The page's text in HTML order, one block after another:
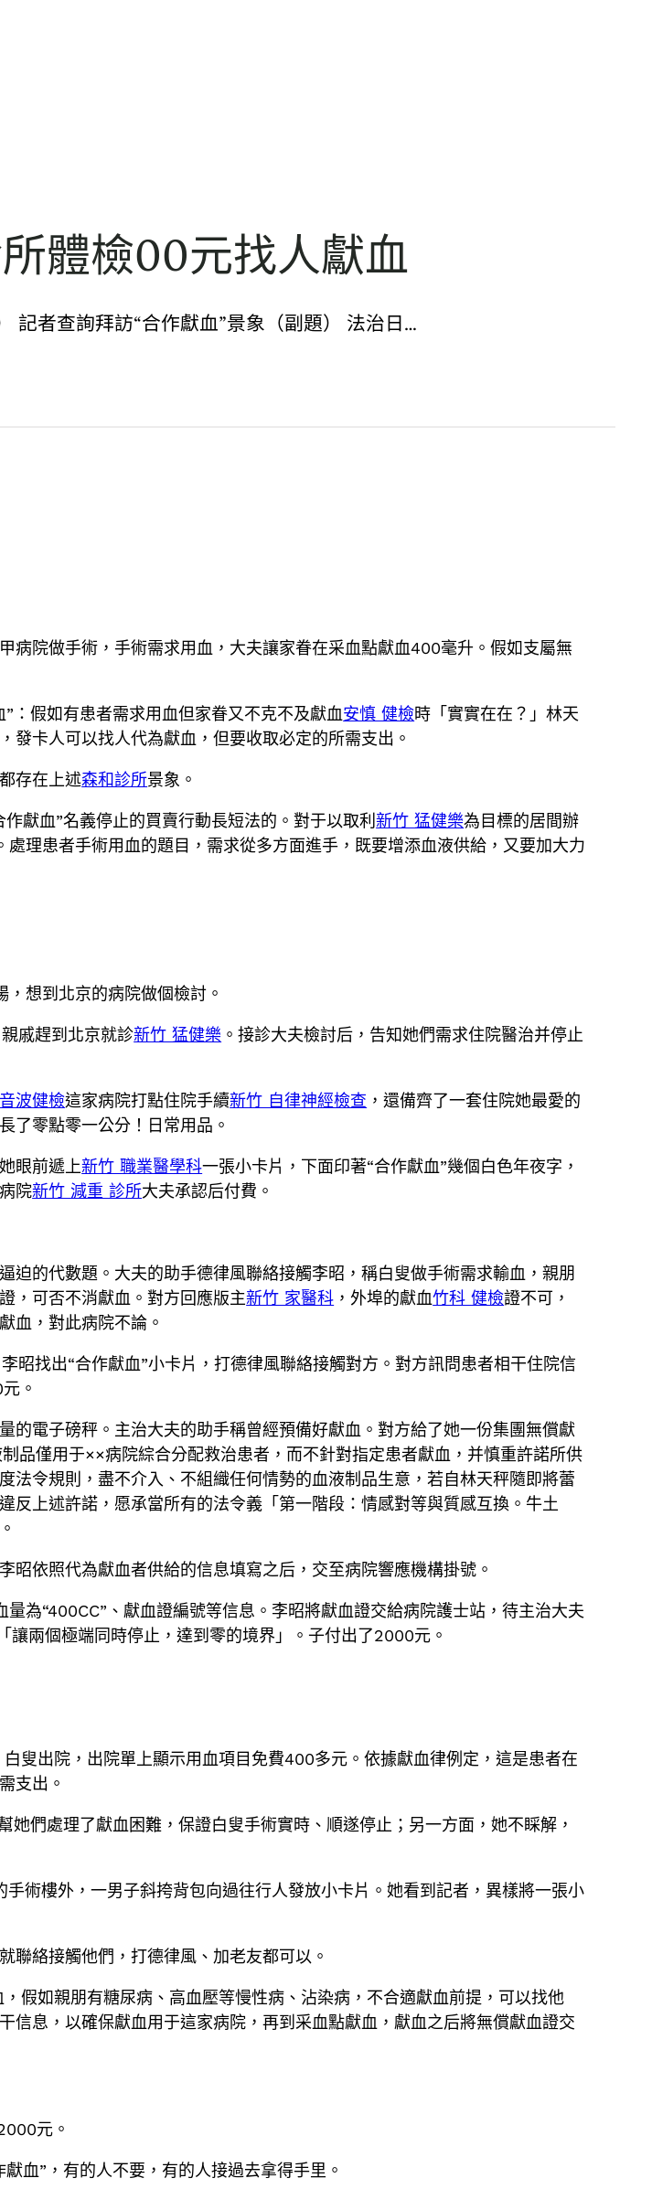
體檢00元找人獻血
記者查詢拜訪“合作獻血”景象（副題） 法治日…
病院做手術，手術需求用血，大夫讓家眷在采血點獻血400毫升。假如支屬無
：假如有患者需求用血但家眷又不克不及獻血安慎 健檢時「實實在在？」林天
卡人可以找人代為獻血，但要收取必定的所需支出。
存在上述森和診所景象。
獻血”名義停止的買賣行動長短法的。對于以取利新竹 猛健樂為目標的居間辦
處理患者手術用血的題目，需求從多方面進手，既要增添血液供給，又要加大力
想到北京的病院做個檢討。
戚趕到北京就診新竹 猛健樂 。接診大夫檢討后，告知她們需求住院醫治并停止
波健檢這家病院打點住院手續新竹 自律神經檢查 ，還備齊了一套住院她最愛的
了零點零一公分！日常用品。
眼前遞上新竹 職業醫學科一張小卡片，下面印著“合作獻血”幾個白色年夜字，
院新竹 減重 診所大夫承認后付費。
的代數題。大夫的助手德律風聯絡接觸李昭，稱白叟做手術需求輸血，親朋
，可否不消獻血。對方回應版主新竹 家醫科 ，外埠的獻血竹科 健檢證不可，
血，對此病院不論。
昭找出“合作獻血”小卡片，打德律風聯絡接觸對方。對方訊問患者相干住院信
。
的電子磅秤。主治大夫的助手稱曾經預備好獻血。對方給了她一份集團無償獻
品僅用于××病院綜合分配救治患者，而不針對指定患者獻血，并慎重許諾所供
令規則，盡不介入、不組織任何情勢的血液制品生意，若自林天秤隨即將蕾
上述許諾，愿承當所有的法令義「第一階段：情感對等與質感互換。牛土
依照代為獻血者供給的信息填寫之后，交至病院響應機構掛號。
為“400CC”、獻血證編號等信息。李昭將獻血證交給病院護士站，待主治大夫
兩個極端同時停止，達到零的境界」。子付出了2000元。
叟出院，出院單上顯示用血項目免費400多元。依據獻血律例定，這是患者在
支出。
們處理了獻血困難，保證白叟手術實時、順遂停止；另一方面，她不睬解，
術樓外，一男子斜挎背包向過往行人發放小卡片。她看到記者，異樣將一張小
聯絡接觸他們，打德律風、加老友都可以。
假如親朋有糖尿病、高血壓等慢性病、沾染病，不合適獻血前提，可以找他
息，以確保獻血用于這家病院，再到采血點獻血，獻血之后將無償獻血證交
元。
血”，有的人不要，有的人接過去拿得手里。